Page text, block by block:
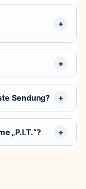
Sendung?
„P.I.T.“?